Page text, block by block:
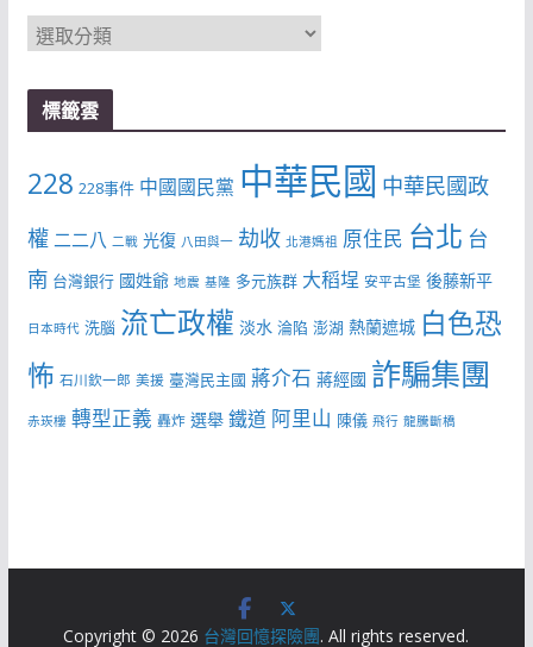
分
類
標籤雲
228 228事件 中國國民黨 中華民國 中華民國政
權 二二八 二戰 光復 八田與一 劫收 北港媽祖 原住民 台北 台
南 台灣銀行 國姓爺 地震 基隆 多元族群 大稻埕 安平古堡 後藤新平
日本時代 洗腦 流亡政權 淡水 淪陷 澎湖 熱蘭遮城 白色恐
怖 石川欽一郎 美援 臺灣民主國 蔣介石 蔣經國 詐騙集團
赤崁樓 轉型正義 轟炸 選舉 鐵道 阿里山 陳儀 飛行 龍騰斷橋
Copyright © 2026 台灣回憶探險團. All rights reserved.